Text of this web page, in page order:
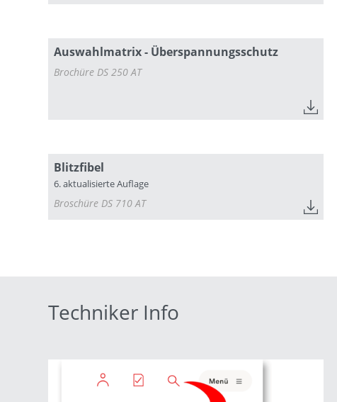
Auswahlmatrix - Überspannungsschutz
Brochüre DS 250 AT
Blitzfibel
6. aktualisierte Auflage
Broschüre DS 710 AT
Techniker Info